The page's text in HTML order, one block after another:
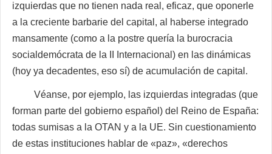
izquierdas que no tienen nada real, eficaz, que oponerle
a la creciente barbarie del capital, al haberse integrado
mansamente (como a la postre quería la burocracia
socialdemócrata de la II Internacional) en las dinámicas
(hoy ya decadentes, eso sí) de acumulación de capital.
Véanse, por ejemplo, las izquierdas integradas (que
forman parte del gobierno español) del Reino de España:
todas sumisas a la OTAN y a la UE. Sin cuestionamiento
de estas instituciones hablar de «paz», «derechos